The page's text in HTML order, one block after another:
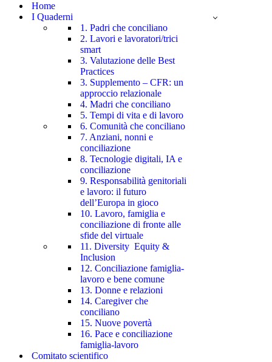
navigazione
Home
I Quaderni
1. Padri che conciliano
2. Lavori e lavoratori/trici
smart
3. Valutazione delle Best
Practices
3. Supplemento – CFR: un
approccio relazionale
4. Madri che conciliano
5. Tempi di vita e di lavoro
6. Comunità che conciliano
7. Anziani, nonni e
conciliazione
8. Tecnologie digitali, IA e
conciliazione
9. Responsabilità genitoriali
e lavoro: il futuro
dell’Europa in gioco
10. Lavoro, famiglia e
conciliazione di fronte alle
sfide del virtuale
11. Diversity Equity &
Inclusion
12. Conciliazione famiglia-
lavoro e bene comune
13. Donne e relazioni
14. Caregiver che
conciliano
15. Nuove povertà
16. Pace e conciliazione
famiglia-lavoro
Comitato scientifico